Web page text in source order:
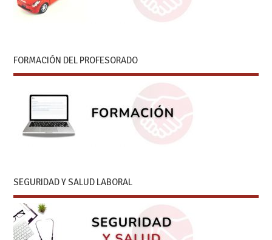
FORMACIÓN DEL PROFESORADO
SEGURIDAD Y SALUD LABORAL